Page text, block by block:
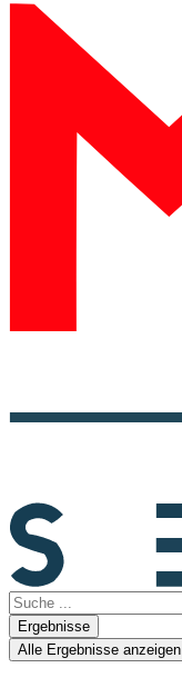
Search
...Ergebnisse
Alle Ergebnisse anzeigen